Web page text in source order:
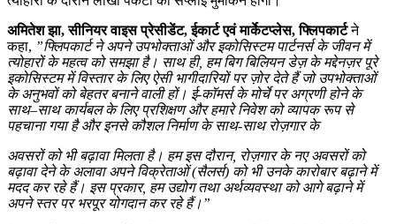
अमितेश झा,सीनियर वाइस प्रेसीडेंट,ईकार्ट एवं मार्केटप्‍लेस,फ्लिपकार्टने
कहा, ”फ्लिपकार्ट ने अपने उपभोक्‍ताओं और इकोसिस्‍टम पार्टनर्स के जीवन में
त्‍योहारों के महत्‍व को समझा है। साथ ही, हम बिग बिलियन डेज़ के मद्देनज़र पूरे
इकोसिस्‍टम में विस्‍तार के लिए ऐसी भागीदारियों पर ज़ोर देते हैं जो उपभोक्‍ताओं
के अनुभवों को बेहतर बनाने वाली हों। ई-कॉमर्स के मोर्चे पर अग्रणी होने के
साथ–साथ कार्यबल के लिए प्रशिक्षण और हमारे निवेश को व्‍यापक रूप से
पहचाना गया है और इनसे कौशल निर्माण के साथ-साथ रोज़गार के
अवसरों को भी बढ़ावा मिलता है। हम इस दौरान, रोज़गार के नए अवसरों को
बढ़ावा देने के अलावा अपने विक्रेताओं (सैलर्स) को भी उनके कारोबार बढ़ाने में
मदद कर रहे हैं। इस प्रकार, हम उद्योग तथा अर्थव्‍यवस्‍था को आगे बढ़ाने में
अपने स्‍तर पर भरपूर योगदान कर रहे हैं।”